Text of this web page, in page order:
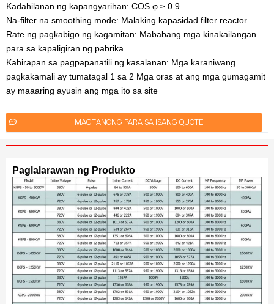
Kadahilanan ng kapangyarihan: COS φ ≥ 0.9
Na-filter na smoothing mode: Malaking kapasidad filter reactor
Rate ng pagkabigo ng kagamitan: Mababang mga kinakailangan
para sa kapaligiran ng pabrika
Kahirapan sa pagpapanatili ng kasalanan: Mga karaniwang
pagkakamali ay tumatagal 1 sa 2 Mga oras at ang mga gumagamit
ay maaaring ayusin ang mga ito sa site
MAGTANONG PARA SA ISANG QUOTE
Paglalarawan ng Produkto